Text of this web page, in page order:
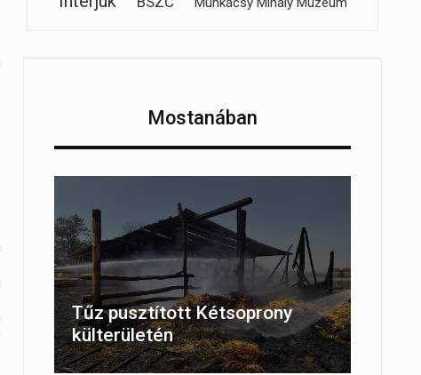
Mostanában
Tűz pusztított Kétsoprony
külterületén